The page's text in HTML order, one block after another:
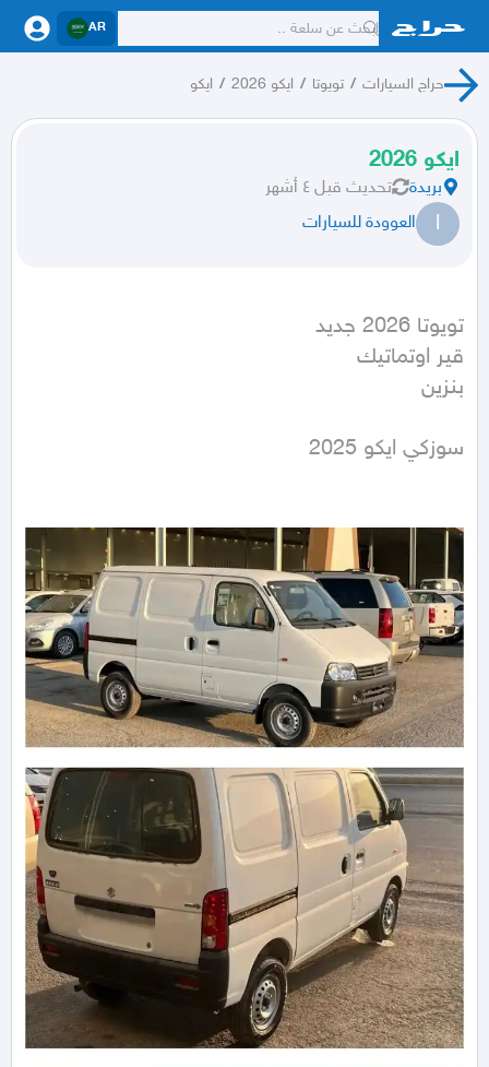
AR
حراج السيارات / تويوتا / ايكو 2026 / ايكو
ايكو 2026
بريدة تحديث قبل ٤ أشهر
ا العوودة للسيارات
بنزين
سوزكي ايكو 2025